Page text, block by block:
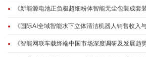
《新能源电池正负极超细粉体智能无尘包装成套
《国际AI全域智能水下立体清洁机器人销售收入
《智能网联车载终端中国市场深度调研及发展趋